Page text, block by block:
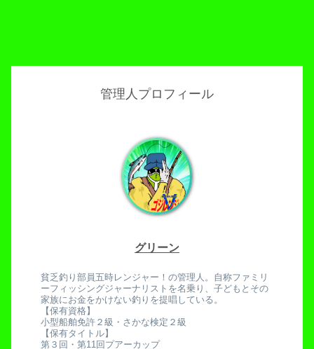
管理人プロフィール
グリーン
貧乏釣り部員五時レンジャー！の管理人。自称ファミリ
ーフィッシングジャーナリストを名乗り、子どもとその
家族にお金をかけない釣りを提唱している。
【保有資格】
小型船舶免許２級・さかな検定２級
【保有タイトル】
第３回・第11回プアーカップ